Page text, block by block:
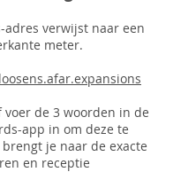
adres verwijst naar een
meter.
voer de 3 woorden in de
app in om deze te
je naar de exacte
en receptie